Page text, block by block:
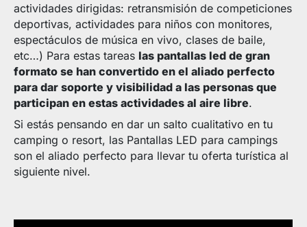
actividades dirigidas: retransmisión de competiciones
deportivas, actividades para niños con monitores,
espectáculos de música en vivo, clases de baile,
etc…) Para estas tareas las pantallas led de gran
formato se han convertido en el aliado perfecto
para dar soporte y visibilidad a las personas que
participan en estas actividades al aire libre.
Si estás pensando en dar un salto cualitativo en tu
camping o resort, las Pantallas LED para campings
son el aliado perfecto para llevar tu oferta turística al
siguiente nivel.